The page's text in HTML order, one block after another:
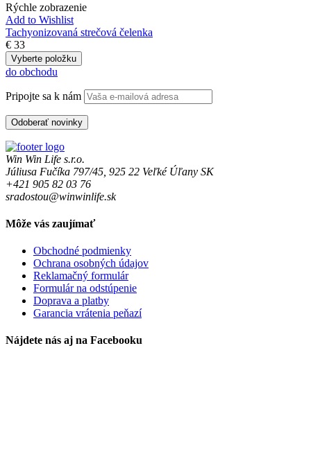
Rýchle zobrazenie
Add to Wishlist
Tachyonizovaná strečová čelenka
€ 33
Vyberte položku
do obchodu
Pripojte sa k nám
Win Win Life s.r.o.
Júliusa Fučíka 797/45, 925 22 Veľké Úľany SK
+421 905 82 03 76
sradostou@winwinlife.sk
Môže vás zaujímať
Obchodné podmienky
Ochrana osobných údajov
Reklamačný formulár
Formulár na odstúpenie
Doprava a platby
Garancia vrátenia peňazí
Nájdete nás aj na Facebooku